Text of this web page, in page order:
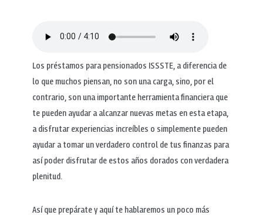
Los préstamos para pensionados ISSSTE, a diferencia de
lo que muchos piensan, no son una carga, sino, por el
contrario, son una importante herramienta financiera que
te pueden ayudar a alcanzar nuevas metas en esta etapa,
a disfrutar experiencias increíbles o simplemente pueden
ayudar a tomar un verdadero control de tus finanzas para
así poder disfrutar de estos años dorados con verdadera
plenitud.
Así que prepárate y aquí te hablaremos un poco más